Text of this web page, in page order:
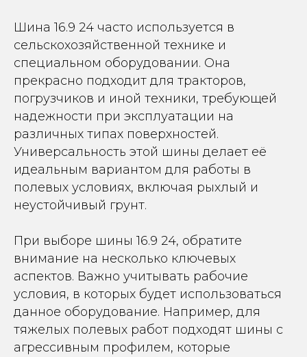
Шина 16.9 24 часто используется в
сельскохозяйственной технике и
специальном оборудовании. Она
прекрасно подходит для тракторов,
погрузчиков и иной техники, требующей
надежности при эксплуатации на
различных типах поверхностей.
Универсальность этой шины делает её
идеальным вариантом для работы в
полевых условиях, включая рыхлый и
неустойчивый грунт.
При выборе шины 16.9 24, обратите
внимание на несколько ключевых
аспектов. Важно учитывать рабочие
условия, в которых будет использоваться
данное оборудование. Например, для
тяжелых полевых работ подходят шины с
агрессивным профилем, которые